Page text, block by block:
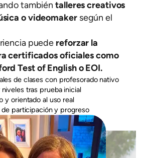
tambiéntalleres creativos
o videomakersegún el
puede reforzar la
certificados oficiales como
Test of English o EOI.
de clases con profesorado nativo
tras prueba inicial
y orientado al uso real
participación y progreso